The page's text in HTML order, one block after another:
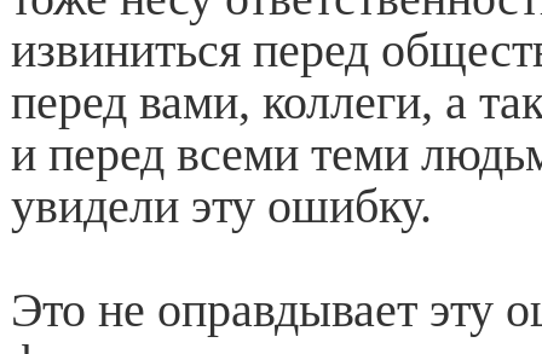
извиниться перед
перед вами, коллеги, а
и перед всеми теми
увидели эту ошибку.
Это не оправдывает эту